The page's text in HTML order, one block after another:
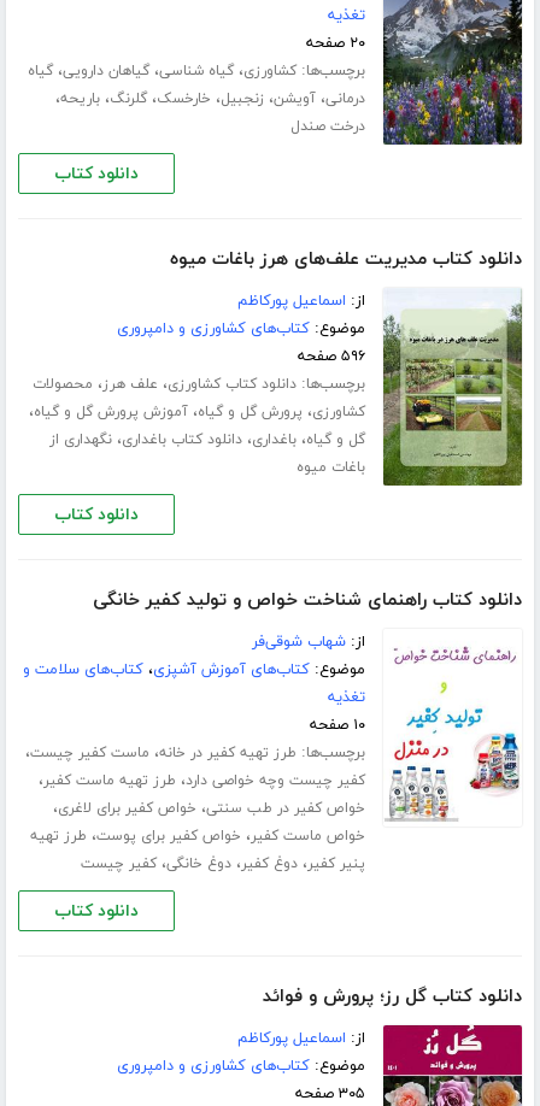
تغذیه
۲۰ صفحه
برچسب‌ها:کشاورزی،گیاه شناسی،گیاهان دارویی،گیاه
درمانی،آویشن، زنجبیل، خارخسک،گلرنگ،باریحه،
درخت صندل
دانلود کتاب
دانلود کتاب مدیریت علف‌های هرز باغات میوه
از: اسماعیل پورکاظم
موضوع:کتاب‌های کشاورزی و دامپروری
۵۹۶ صفحه
برچسب‌ها:دانلود کتاب کشاورزی، علف هرز، محصولات
کشاورزی، پرورش گل و گیاه،آموزش پرورش گل و گیاه،
گل و گیاه،باغداری،دانلود کتاب باغداری،نگهداری از
باغات میوه
دانلود کتاب
دانلود کتاب راهنمای شناخت خواص و تولید کفیر خانگی
از:شهاب شوقی‌فر
موضوع:کتاب‌های آموزش آشپزی،کتاب‌های سلامت و
تغذیه
۱۰ صفحه
برچسب‌ها: طرز تهیه کفیر در خانه، ماست کفیر چیست،
کفیر چیست وچه خواصی دارد، طرز تهیه ماست کفیر،
خواص کفیر در طب سنتی، خواص کفیر برای لاغری،
خواص ماست کفیر، خواص کفیر برای پوست، طرز تهیه
پنیر کفیر،دوغ کفیر،دوغ خانگی،کفیر چیست
دانلود کتاب
دانلود کتاب گل رز؛ پرورش و فوائد
از: اسماعیل پورکاظم
موضوع:کتاب‌های کشاورزی و دامپروری
۳۰۵ صفحه